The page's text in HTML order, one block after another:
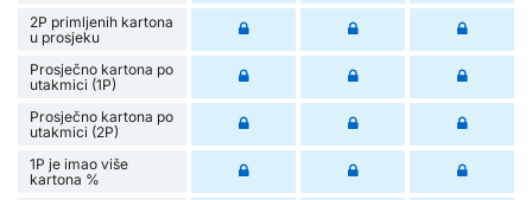
2P primljenih kartona
u prosjeku
Prosječno kartona po
utakmici (1P)
Prosječno kartona po
utakmici (2P)
1P je imao više
kartona %